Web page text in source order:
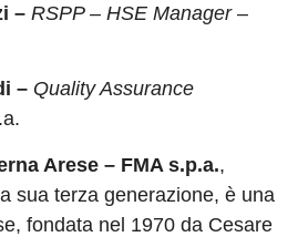
– RSPP – HSE Manager–
– Quality Assurance
Arese – FMA s.p.a.,
sua terza generazione, è una
fondata nel 1970 da Cesare